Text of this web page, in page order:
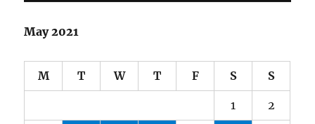
May 2021
M T W T F S S
1 2